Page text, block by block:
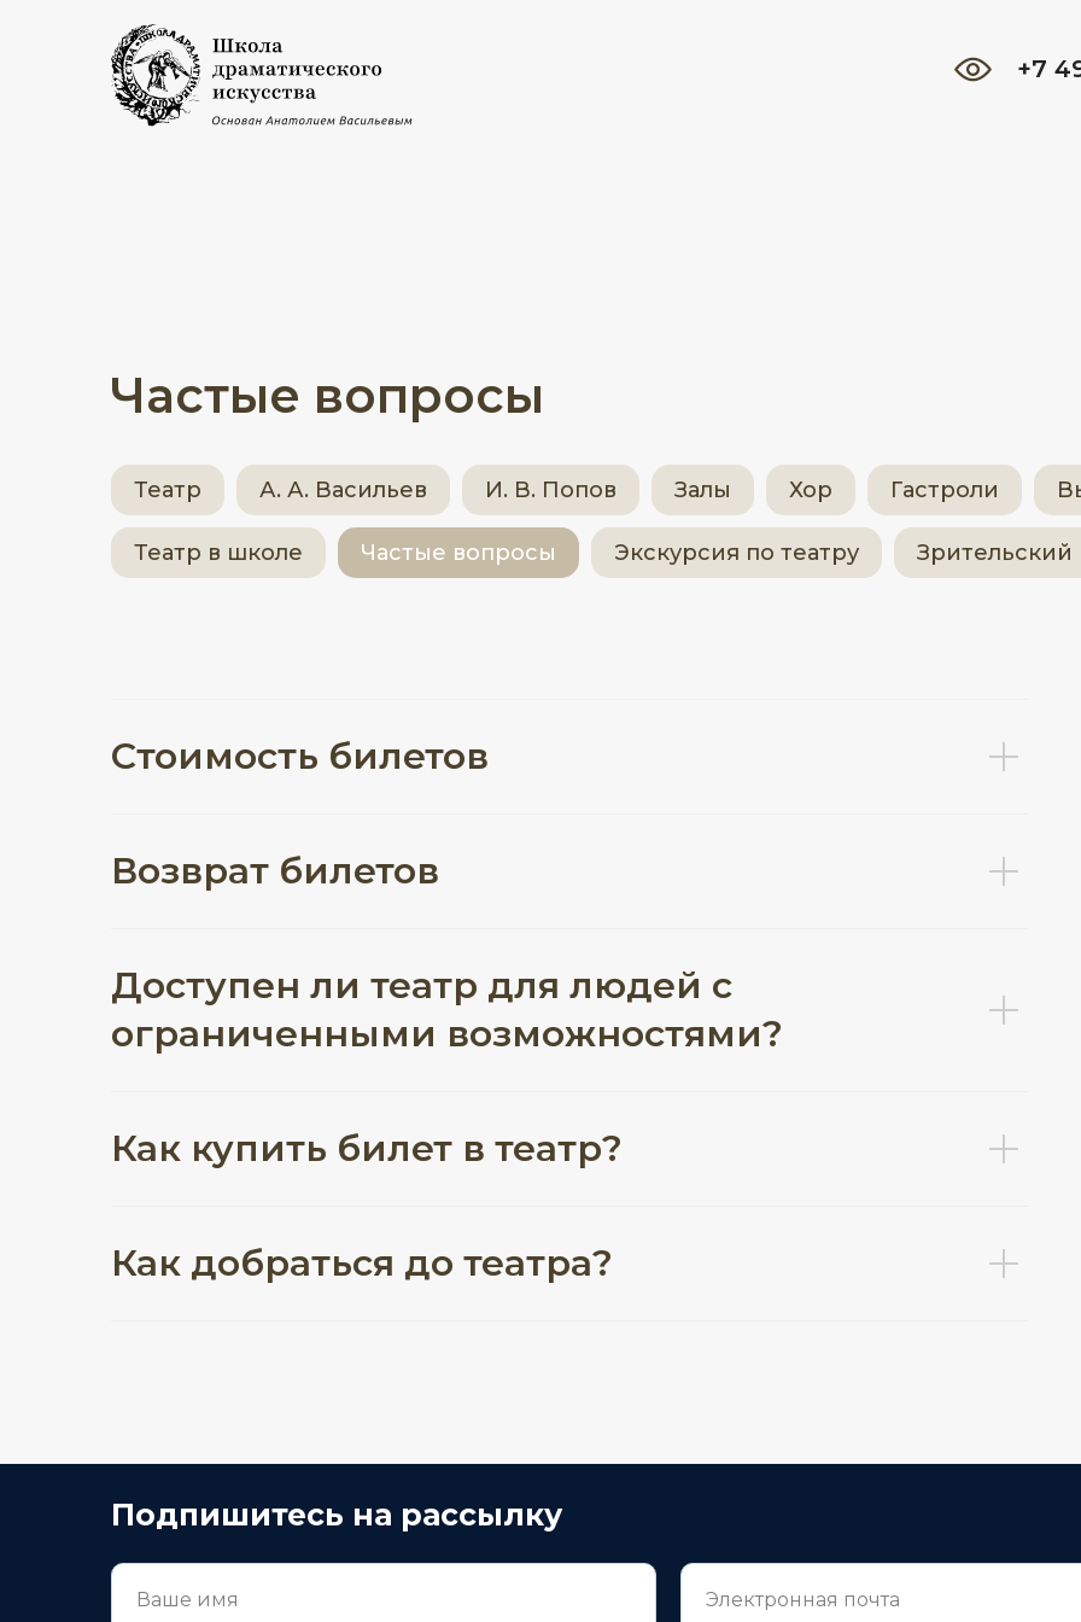
+7
Частые вопросы
Театр А. А. Васильев И. В. Попов Залы Хор Гастроли
Театр в школе Частые вопросы Экскурсия по театру Зрительский
Стоимость билетов
Возврат билетов
Доступен ли театр для людей с
ограниченными возможностями?
Как купить билет в театр?
Как добраться до театра?
Подпишитесь на рассылку